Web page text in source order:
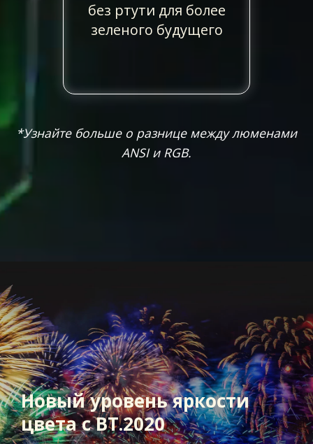
без ртути для более
зеленого будущего
*Узнайте больше о разнице между люменами
ANSI и RGB.
Новый уровень яркости
цвета с BT.2020